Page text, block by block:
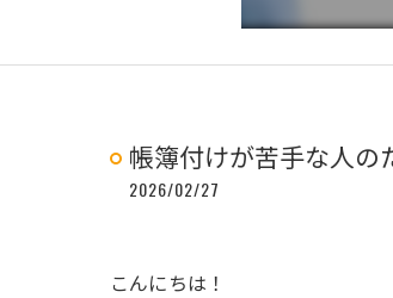
帳簿付けが苦手な人の
2026/02/27
こんにちは！